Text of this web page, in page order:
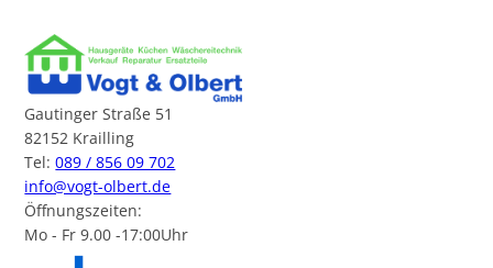
Gautinger Straße 51
82152 Krailling
Tel:089 / 856 09 702
info@vogt-olbert.de
Öffnungszeiten:
Mo - Fr 9.00 -17:00Uhr